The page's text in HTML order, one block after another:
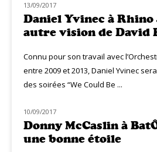
MUZIQ INTERVIEW
13/09/2017
Daniel Yvinec à
autre vision de David
Connu pour son travail avec
entre 2009 et 2013, Daniel Yvinec
des soirées “We Could Be ...
LIVE MUZIQ
10/09/2017
Donny McCaslin à
une bonne étoile